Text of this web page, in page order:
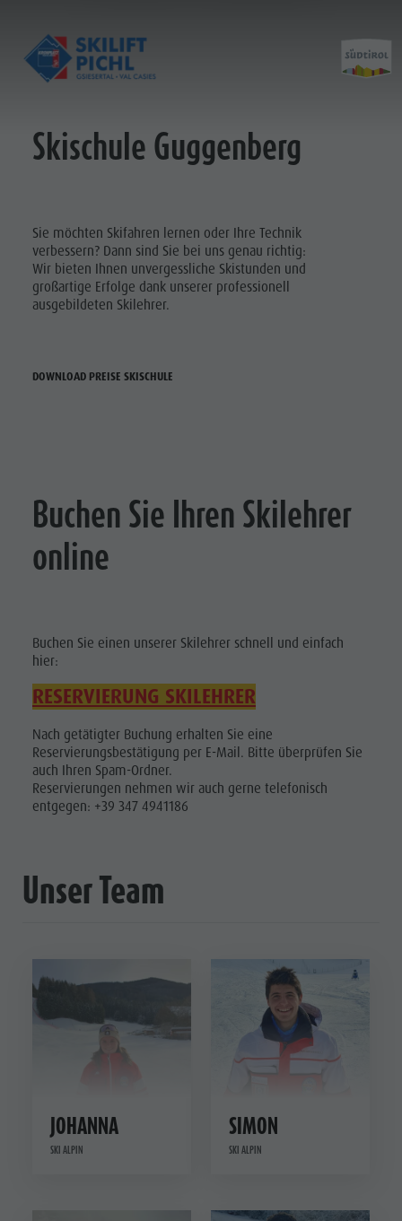
Öffnungszeiten
Kontakt
Geschichte
Skischule Guggenberg
Sie möchten Skifahren lernen oder Ihre Technik
verbessern? Dann sind Sie bei uns genau richtig:
Wir bieten Ihnen unvergessliche Skistunden und
großartige Erfolge dank unserer professionell
ausgebildeten Skilehrer.
DOWNLOAD PREISE SKISCHULE
Buchen Sie Ihren Skilehrer
online
Buchen Sie einen unserer Skilehrer schnell und einfach
hier:
RESERVIERUNG SKILEHRER
Nach getätigter Buchung erhalten Sie eine
Reservierungsbestätigung per E-Mail. Bitte überprüfen Sie
auch Ihren Spam-Ordner.
Reservierungen nehmen wir auch gerne telefonisch
entgegen: +39 347 4941186
Unser Team
JOHANNA
SKI ALPIN
SIMON
SKI ALPIN